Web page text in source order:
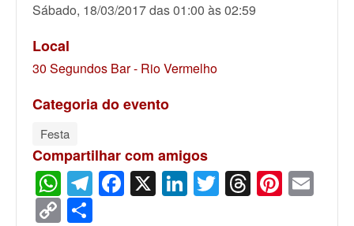
Sábado, 18/03/2017 das 01:00 às 02:59
Local
30 Segundos Bar - Rio Vermelho
Categoria do evento
Festa
Compartilhar com amigos
WhatsApp
Telegram
Facebook
X LinkedIn
Twitter
Threads
Copy